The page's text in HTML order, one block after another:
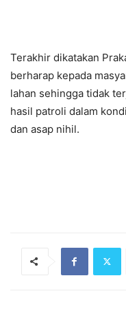
Terakhir dikatakan
berharap kepada
lahan sehingga tidak
hasil patroli dalam
dan asap nihil.